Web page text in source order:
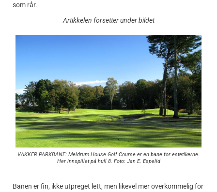
som rår.
Artikkelen forsetter under bildet
VAKKER PARKBANE: Meldrum House Golf Course er en bane for estetikerne.
Her innspillet på hull 8. Foto: Jan E. Espelid
Banen er fin, ikke utpreget lett, men likevel mer overkommelig for